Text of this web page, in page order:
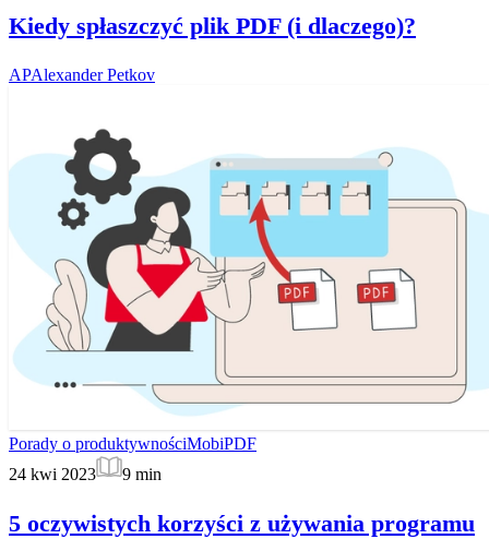
Kiedy spłaszczyć plik PDF (i dlaczego)?
APAlexander Petkov
Porady o produktywnościMobiPDF
24 kwi 2023
9 min
5 oczywistych korzyści z używania programu